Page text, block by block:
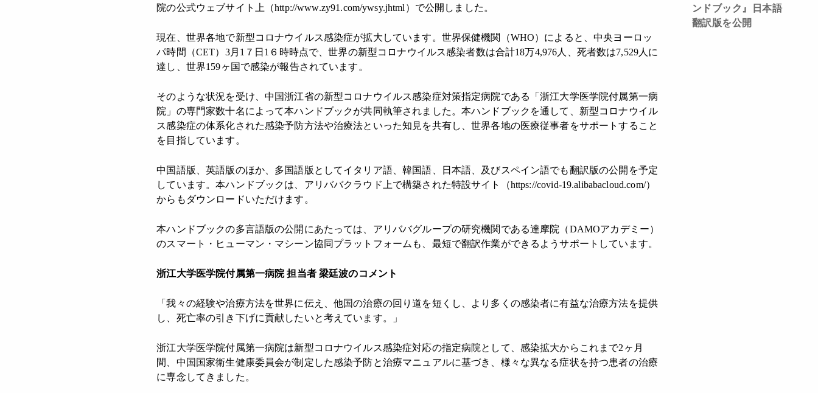
院の公式ウェブサイト上（http://www.zy91.com/ywsy.jhtml）で公開しました。
現在、世界各地で新型コロナウイルス感染症が拡大しています。世界保健機関（WHO）によると、中央ヨーロッ
パ時間（CET）3月1７日1６時時点で、世界の新型コロナウイルス感染者数は合計18万4,976人、死者数は7,529人に
達し、世界159ヶ国で感染が報告されています。
そのような状況を受け、中国浙江省の新型コロナウイルス感染症対策指定病院である「浙江大学医学院付属第一病
院」の専門家数十名によって本ハンドブックが共同執筆されました。本ハンドブックを通して、新型コロナウイル
ス感染症の体系化された感染予防方法や治療法といった知見を共有し、世界各地の医療従事者をサポートすること
を目指しています。
中国語版、英語版のほか、多国語版としてイタリア語、韓国語、日本語、及びスペイン語でも翻訳版の公開を予定
しています。本ハンドブックは、アリババクラウド上で構築された特設サイト（https://covid-19.alibabacloud.com/）
からもダウンロードいただけます。
本ハンドブックの多言語版の公開にあたっては、アリババグループの研究機関である達摩院（DAMOアカデミー）
のスマート・ヒューマン・マシーン協同プラットフォームも、最短で翻訳作業ができるようサポートしています。
浙江大学医学院付属第一病院 担当者 梁廷波のコメント
「我々の経験や治療方法を世界に伝え、他国の治療の回り道を短くし、より多くの感染者に有益な治療方法を提供
し、死亡率の引き下げに貢献したいと考えています。」
浙江大学医学院付属第一病院は新型コロナウイルス感染症対応の指定病院として、感染拡大からこれまで2ヶ月
間、中国国家衛生健康委員会が制定した感染予防と治療マニュアルに基づき、様々な異なる症状を持つ患者の治療
に専念してきました。
ンドブック』日本語
翻訳版を公開